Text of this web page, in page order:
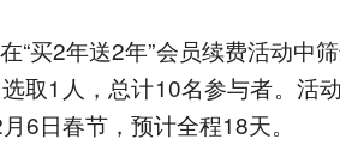
“买2年送2年”会员续费活动中
取1人，总计10名参与者。活
6日春节，预计全程18天。